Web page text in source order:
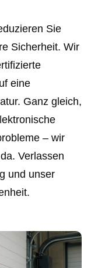
Sie
Sicherheit. Wir
eine
Ganz gleich,
– wir
Verlassen
und unser